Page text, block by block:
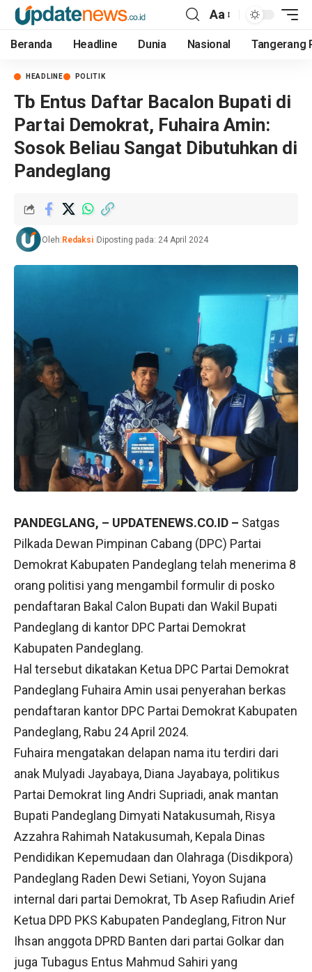
Aa
Beranda Headline Dunia Nasional Tangerang
HEADLINE POLITIK
Tb Entus Daftar Bacalon Bupati di
Partai Demokrat, Fuhaira Amin:
Sosok Beliau Sangat Dibutuhkan di
Pandeglang
Oleh: Redaksi Diposting pada: 24 April 2024
PANDEGLANG, – UPDATENEWS.CO.ID – Satgas
Pilkada Dewan Pimpinan Cabang (DPC) Partai
Demokrat Kabupaten Pandeglang telah menerima 8
orang politisi yang mengambil formulir di posko
pendaftaran Bakal Calon Bupati dan Wakil Bupati
Pandeglang di kantor DPC Partai Demokrat
Kabupaten Pandeglang.
Hal tersebut dikatakan Ketua DPC Partai Demokrat
Pandeglang Fuhaira Amin usai penyerahan berkas
pendaftaran kantor DPC Partai Demokrat Kabupaten
Pandeglang, Rabu 24 April 2024.
Fuhaira mengatakan delapan nama itu terdiri dari
anak Mulyadi Jayabaya, Diana Jayabaya, politikus
Partai Demokrat Iing Andri Supriadi, anak mantan
Bupati Pandeglang Dimyati Natakusumah, Risya
Azzahra Rahimah Natakusumah, Kepala Dinas
Pendidikan Kepemudaan dan Olahraga (Disdikpora)
Pandeglang Raden Dewi Setiani, Yoyon Sujana
internal dari partai Demokrat, Tb Asep Rafiudin Arief
Ketua DPD PKS Kabupaten Pandeglang, Fitron Nur
Ihsan anggota DPRD Banten dari partai Golkar dan
juga Tubagus Entus Mahmud Sahiri yang